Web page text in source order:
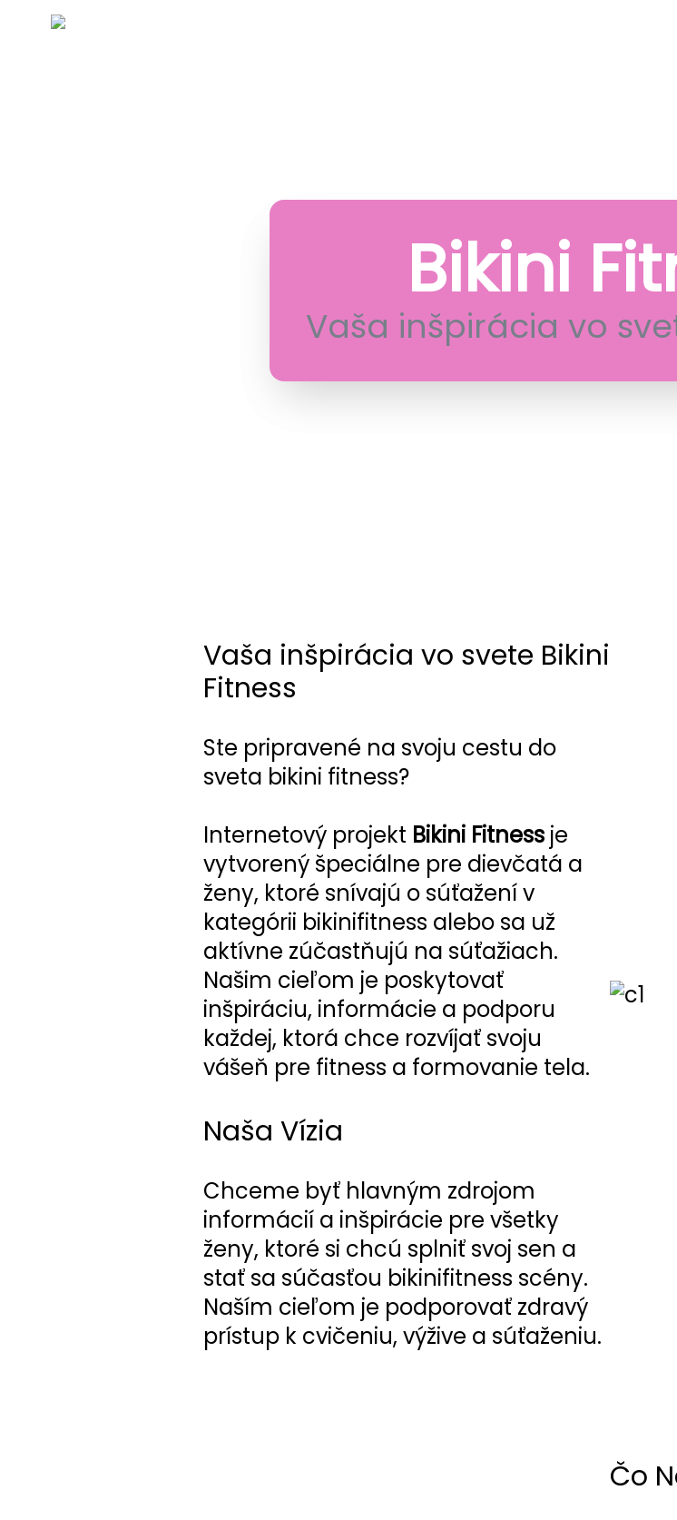
Bikini
Vaša inšpirácia vo
Vaša inšpirácia vo svete Bikini
Fitness
Ste pripravené na svoju cestu do
sveta bikini fitness?
Internetový projekt Bikini Fitness je
vytvorený špeciálne pre dievčatá a
ženy, ktoré snívajú o súťažení v
kategórii bikinifitness alebo sa už
aktívne zúčastňujú na súťažiach.
Našim cieľom je poskytovať
inšpiráciu, informácie a podporu
každej, ktorá chce rozvíjať svoju
vášeň pre fitness a formovanie tela.
Naša Vízia
Chceme byť hlavným zdrojom
informácií a inšpirácie pre všetky
ženy, ktoré si chcú splniť svoj sen a
stať sa súčasťou bikinifitness scény.
Naším cieľom je podporovať zdravý
prístup k cvičeniu, výžive a súťaženiu.
Čo